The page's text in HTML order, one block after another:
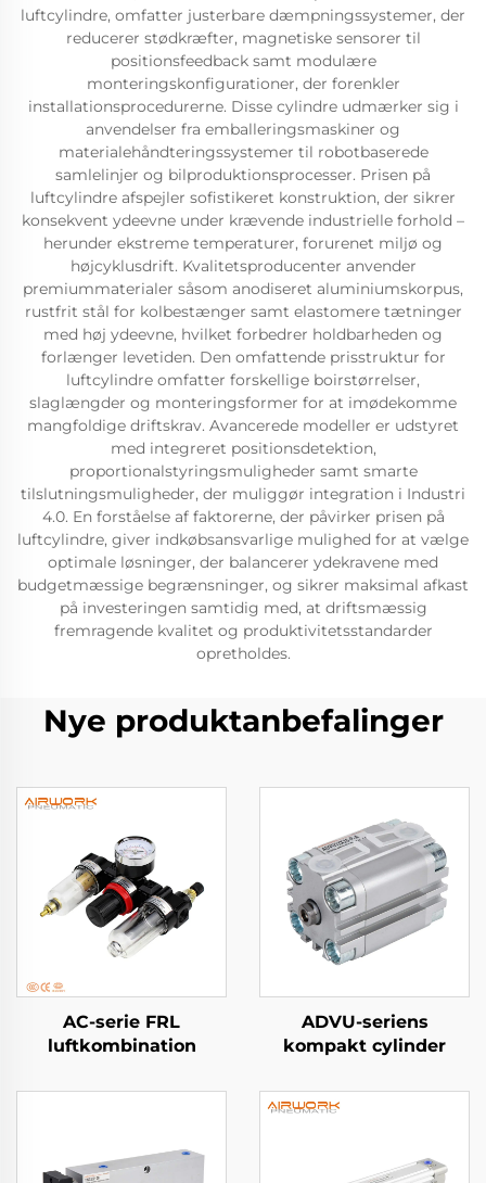
luftcylindre, omfatter justerbare dæmpningssystemer, der
reducerer stødkræfter, magnetiske sensorer til
positionsfeedback samt modulære
monteringskonfigurationer, der forenkler
installationsprocedurerne. Disse cylindre udmærker sig i
anvendelser fra emballeringsmaskiner og
materialehåndteringssystemer til robotbaserede
samlelinjer og bilproduktionsprocesser. Prisen på
luftcylindre afspejler sofistikeret konstruktion, der sikrer
konsekvent ydeevne under krævende industrielle forhold –
herunder ekstreme temperaturer, forurenet miljø og
højcyklusdrift. Kvalitetsproducenter anvender
premiummaterialer såsom anodiseret aluminiumskorpus,
rustfrit stål for kolbestænger samt elastomere tætninger
med høj ydeevne, hvilket forbedrer holdbarheden og
forlænger levetiden. Den omfattende prisstruktur for
luftcylindre omfatter forskellige boirstørrelser,
slaglængder og monteringsformer for at imødekomme
mangfoldige driftskrav. Avancerede modeller er udstyret
med integreret positionsdetektion,
proportionalstyringsmuligheder samt smarte
tilslutningsmuligheder, der muliggør integration i Industri
4.0. En forståelse af faktorerne, der påvirker prisen på
luftcylindre, giver indkøbsansvarlige mulighed for at vælge
optimale løsninger, der balancerer ydekravene med
budgetmæssige begrænsninger, og sikrer maksimal afkast
på investeringen samtidig med, at driftsmæssig
fremragende kvalitet og produktivitetsstandarder
opretholdes.
Nye produktanbefalinger
AC-serie FRL
luftkombination
ADVU-seriens
kompakt cylinder